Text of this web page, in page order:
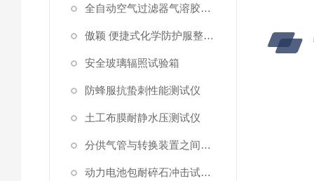
全自动空气过滤器气溶胶细菌截留测试仪
傲颖 便捷式化学防护服整体气密性测试仪
安全玻璃辐照试验箱
防蜂服抗蛰刺性能测试仪
土工布膜耐静水压测试仪
分供气管与转换装置之间连接强度试验机
动力电池包耐碎石冲击试验机